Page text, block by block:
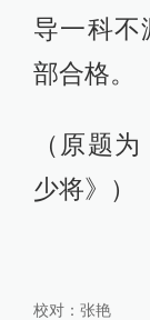
导一科不
部合格。
（原题
少将》）
校对： 张艳